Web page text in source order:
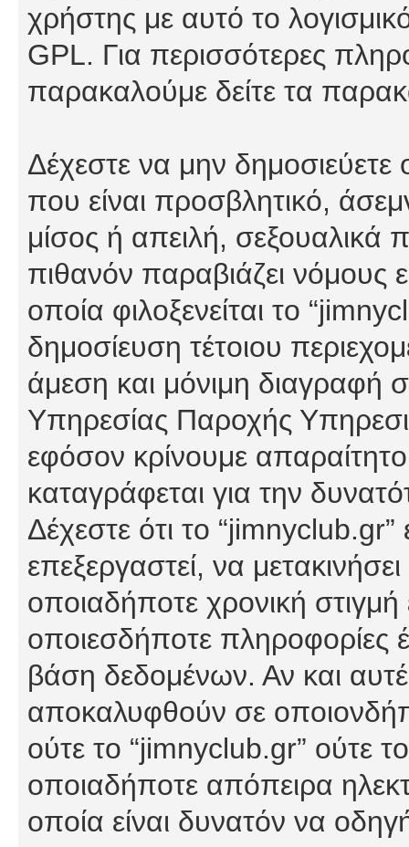
χρήστης με αυτό το
GPL. Για περισσότερες
παρακαλούμε δείτε τα
Δέχεστε να μην
που είναι προσβλητικό,
μίσος ή απειλή, σεξουαλικά
πιθανόν παραβιάζει νόμους
οποία φιλοξενείται το
δημοσίευση τέτοιου
άμεση και μόνιμη διαγραφή
Υπηρεσίας Παροχής
εφόσον κρίνουμε
καταγράφεται για την
Δέχεστε ότι το
επεξεργαστεί, να
οποιαδήποτε χρονική στιγμή
οποιεσδήποτε πληροφορίες
βάση δεδομένων. Αν και
αποκαλυφθούν σε
ούτε το “jimnyclub.gr” ούτε
οποιαδήποτε απόπειρα
οποία είναι δυνατόν να